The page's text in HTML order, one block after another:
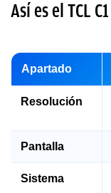
Así es el TCL C1
Apartado
Resolución
Pantalla
Sistema